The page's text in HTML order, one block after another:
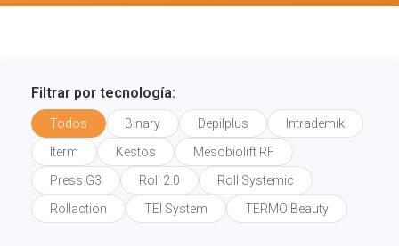
Filtrar por tecnología:
Todos Binary Depilplus
Intrademik
Iterm
Kestos
Mesobiolift RF
Press G3
Roll 2.0
Roll Systemic
Rollaction
TEI System TERMO Beauty